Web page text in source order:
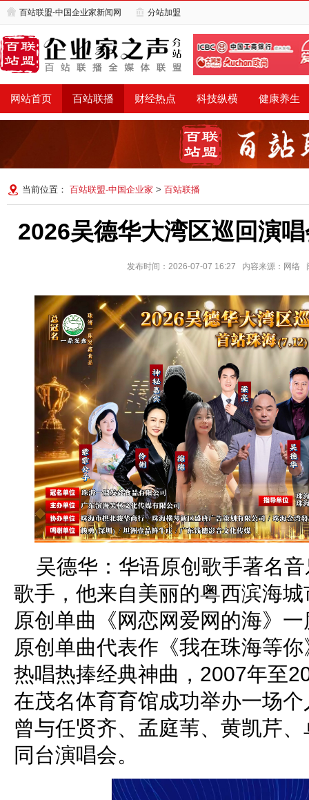
百站联盟-中国企业家新闻网 分站加盟
网站首页 百站联播 财经热点 科技纵横 健康养生
当前位置： 百站联盟-中国企业家 > 百站联播
2026吴德华大湾区巡回演
发布时间：2026-07-07 16:27 内容来源：网络
吴德华：华语原创歌手著名
歌手，他来自美丽的粤西滨海
原创单曲《网恋网爱网的海》
原创单曲代表作《我在珠海等
热唱热捧经典神曲，2007年至
在茂名体育育馆成功举办一场
曾与任贤齐、孟庭苇、黄凯芹
同台演唱会。